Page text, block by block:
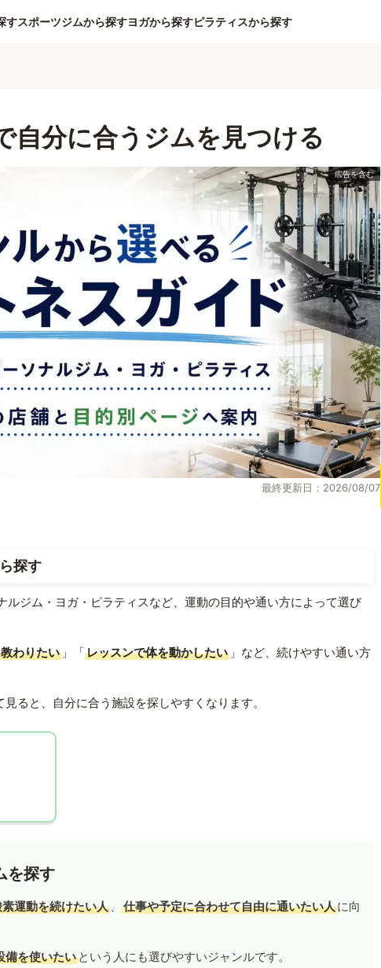
すスポーツジムから探すヨガから探すピラティスから探す
自分に合うジムを見つける
最終更新日：2026/08/07
探す
ジム・ヨガ・ピラティスなど、運動の目的や通い方によって選び
わりたい 」「レッスンで体を動かしたい 」など、続けやすい通い方
見ると、自分に合う施設を探しやすくなります。
を探す
運動を続けたい人 、 仕事や予定に合わせて自由に通いたい人に向
備を使いたい という人にも選びやすいジャンルです。